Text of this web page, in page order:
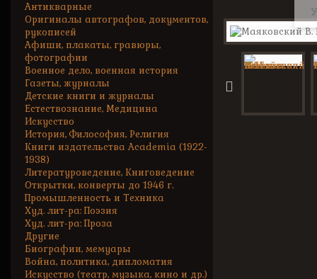
Антикварные
Оригиналы автографов, документов,
рукописей
Афиши, плакаты, гравюры,
фотографии
Военное дело, военная история
Газеты, журналы
Детские книги и журналы
Естествознание, Медицина
Искусство
История, Философия, Религия
Книги издательства Academia (1922-
1938)
Литературоведение, Книговедение
Открытки, конверты до 1946 г.
Промышленность и Техника
Худ. лит-ра: Поэзия
Худ. лит-ра: Проза
Другие
Биографии, мемуары
Война, политика, дипломатия
Искусство (театр, музыка, кино и др.)